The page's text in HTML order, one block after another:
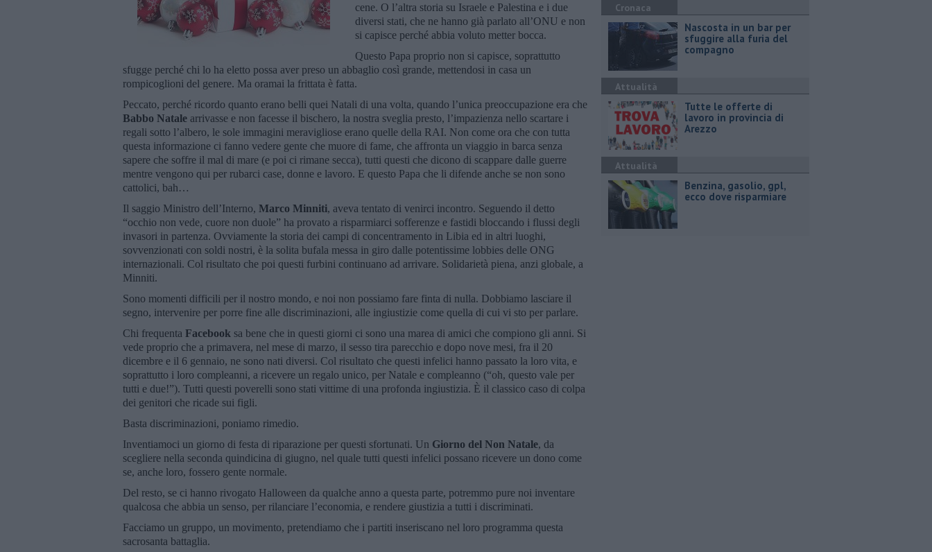
cene. O l’altra storia su Israele e Palestina e i due
diversi stati, che ne hanno già parlato all’ONU e non
si capisce perché abbia voluto metter bocca.
Questo Papa proprio non si capisce, soprattutto
sfugge perché chi lo ha eletto possa aver preso un abbaglio così grande, mettendosi in casa un
rompicoglioni del genere. Ma oramai la frittata è fatta.
Peccato, perché ricordo quanto erano belli quei Natali di una volta, quando l’unica preoccupazione era che
Babbo Natale arrivasse e non facesse il bischero, la nostra sveglia presto, l’impazienza nello scartare i
regali sotto l’albero, le sole immagini meravigliose erano quelle della RAI. Non come ora che con tutta
questa informazione ci fanno vedere gente che muore di fame, che affronta un viaggio in barca senza
sapere che soffre il mal di mare (e poi ci rimane secca), tutti questi che dicono di scappare dalle guerre
mentre vengono qui per rubarci case, donne e lavoro. E questo Papa che li difende anche se non sono
cattolici, bah…
Il saggio Ministro dell’Interno, Marco Minniti, aveva tentato di venirci incontro. Seguendo il detto
“occhio non vede, cuore non duole” ha provato a risparmiarci sofferenze e fastidi bloccando i flussi degli
invasori in partenza. Ovviamente la storia dei campi di concentramento in Libia ed in altri luoghi,
sovvenzionati con soldi nostri, è la solita bufala messa in giro dalle potentissime lobbies delle ONG
internazionali. Col risultato che poi questi furbini continuano ad arrivare. Solidarietà piena, anzi globale, a
Minniti.
Sono momenti difficili per il nostro mondo, e noi non possiamo fare finta di nulla. Dobbiamo lasciare il
segno, intervenire per porre fine alle discriminazioni, alle ingiustizie come quella di cui vi sto per parlare.
Chi frequenta Facebook sa bene che in questi giorni ci sono una marea di amici che compiono gli anni. Si
vede proprio che a primavera, nel mese di marzo, il sesso tira parecchio e dopo nove mesi, fra il 20
dicembre e il 6 gennaio, ne sono nati diversi. Col risultato che questi infelici hanno passato la loro vita, e
soprattutto i loro compleanni, a ricevere un regalo unico, per Natale e compleanno (“oh, questo vale per
tutti e due!”). Tutti questi poverelli sono stati vittime di una profonda ingiustizia. È il classico caso di colpa
dei genitori che ricade sui figli.
Basta discriminazioni, poniamo rimedio.
Inventiamoci un giorno di festa di riparazione per questi sfortunati. Un Giorno del Non Natale, da
scegliere nella seconda quindicina di giugno, nel quale tutti questi infelici possano ricevere un dono come
se, anche loro, fossero gente normale.
Del resto, se ci hanno rivogato Halloween da qualche anno a questa parte, potremmo pure noi inventare
qualcosa che abbia un senso, per rilanciare l’economia, e rendere giustizia a tutti i discriminati.
Facciamo un gruppo, un movimento, pretendiamo che i partiti inseriscano nel loro programma questa
sacrosanta battaglia.
Cronaca
Nascosta in un bar per
sfuggire alla furia del
compagno
Attualità
​Tutte le offerte di
lavoro in provincia di
Arezzo
Attualità
​Benzina, gasolio, gpl,
ecco dove risparmiare